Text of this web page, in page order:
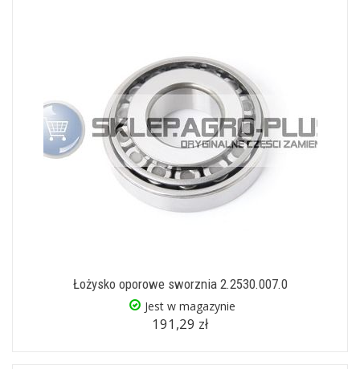
Łożysko oporowe sworznia 2.2530.007.0
Jest w magazynie
191,29 zł